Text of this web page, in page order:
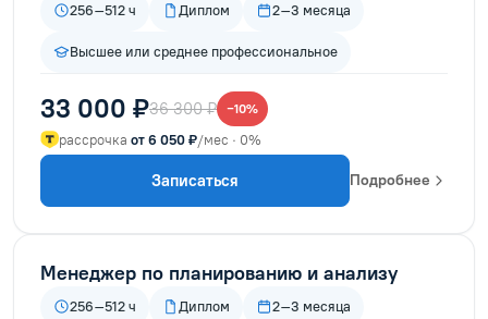
256–512 ч Диплом 2–3 месяца
Высшее или среднее профессиональное
33 000 ₽36 300 ₽ −10%
рассрочка от 6 050 ₽/мес · 0%
Записаться Подробнее
Менеджер по планированию и анализу
256–512 ч Диплом 2–3 месяца